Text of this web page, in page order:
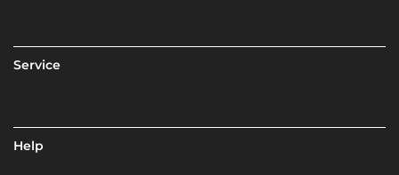
Service
Help